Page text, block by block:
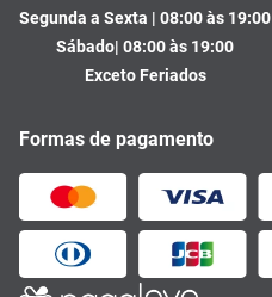
Segunda a Sexta | 08:00 às 19:00
Sábado| 08:00 às 19:00
Exceto Feriados
Formas de pagamento